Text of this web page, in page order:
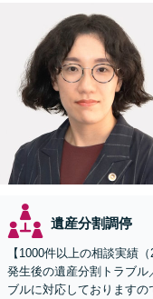
遺産分割調停
【1000件以上の相談実績
発生後の遺産分割トラブ
ブルに対応しておりますの